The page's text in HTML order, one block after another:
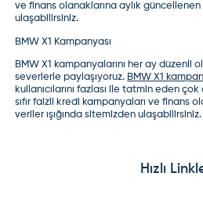
ve finans olanaklarına aylık güncellenen
ulaşabilirsiniz.
BMW X1 Kampanyası
BMW X1 kampanyalarını her ay düzenli
severlerle paylaşıyoruz. BMW X1
kullanıcılarını fazlası ile tatmin eden
sıfır faizli kredi kampanyaları ve finans
veriler ışığında sitemizden ulaşabilirsiniz.
Hızlı